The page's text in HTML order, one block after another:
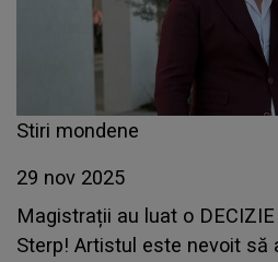
Stiri mondene
29 nov 2025
Magistrații au luat o
Sterp! Artistul este nevoit să